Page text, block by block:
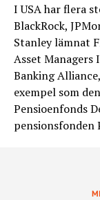
I USA har flera
BlackRock,
Stanley lämnat
Asset
Banking
exempel som
Pensioenfonds
pensionsfonden